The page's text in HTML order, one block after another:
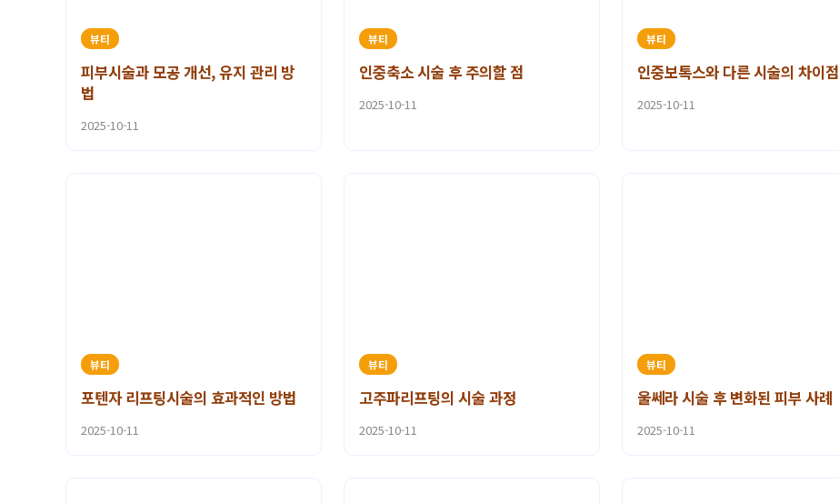
뷰티
피부시술과 모공 개선, 유지 관리 방
법
2025-10-11
뷰티
인중축소 시술 후 주의할 점
2025-10-11
뷰티
인중보톡스와 다른 시술의 차이점
2025-10-11
뷰티
포텐자 리프팅시술의 효과적인 방법
2025-10-11
뷰티
고주파리프팅의 시술 과정
2025-10-11
뷰티
울쎄라 시술 후 변화된 피부 사례
2025-10-11